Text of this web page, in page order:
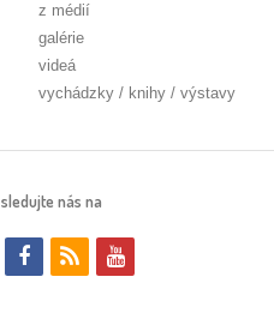
z médií
galérie
videá
vychádzky / knihy / výstavy
sledujte nás na
f
r
y